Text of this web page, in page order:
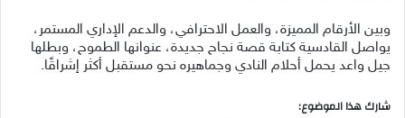
وبين الأرقام المميزة، والعمل الاحترافي، والدعم الإداري المستمر،
يواصل القادسية كتابة قصة نجاح جديدة، عنوانها الطموح، وبطلها
جيل واعد يحمل أحلام النادي وجماهيره نحو مستقبل أكثر إشراقًا.
شارك هذا الموضوع: